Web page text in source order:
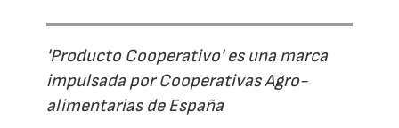
'Producto Cooperativo' es una marca
impulsada por Cooperativas Agro-
alimentarias de España